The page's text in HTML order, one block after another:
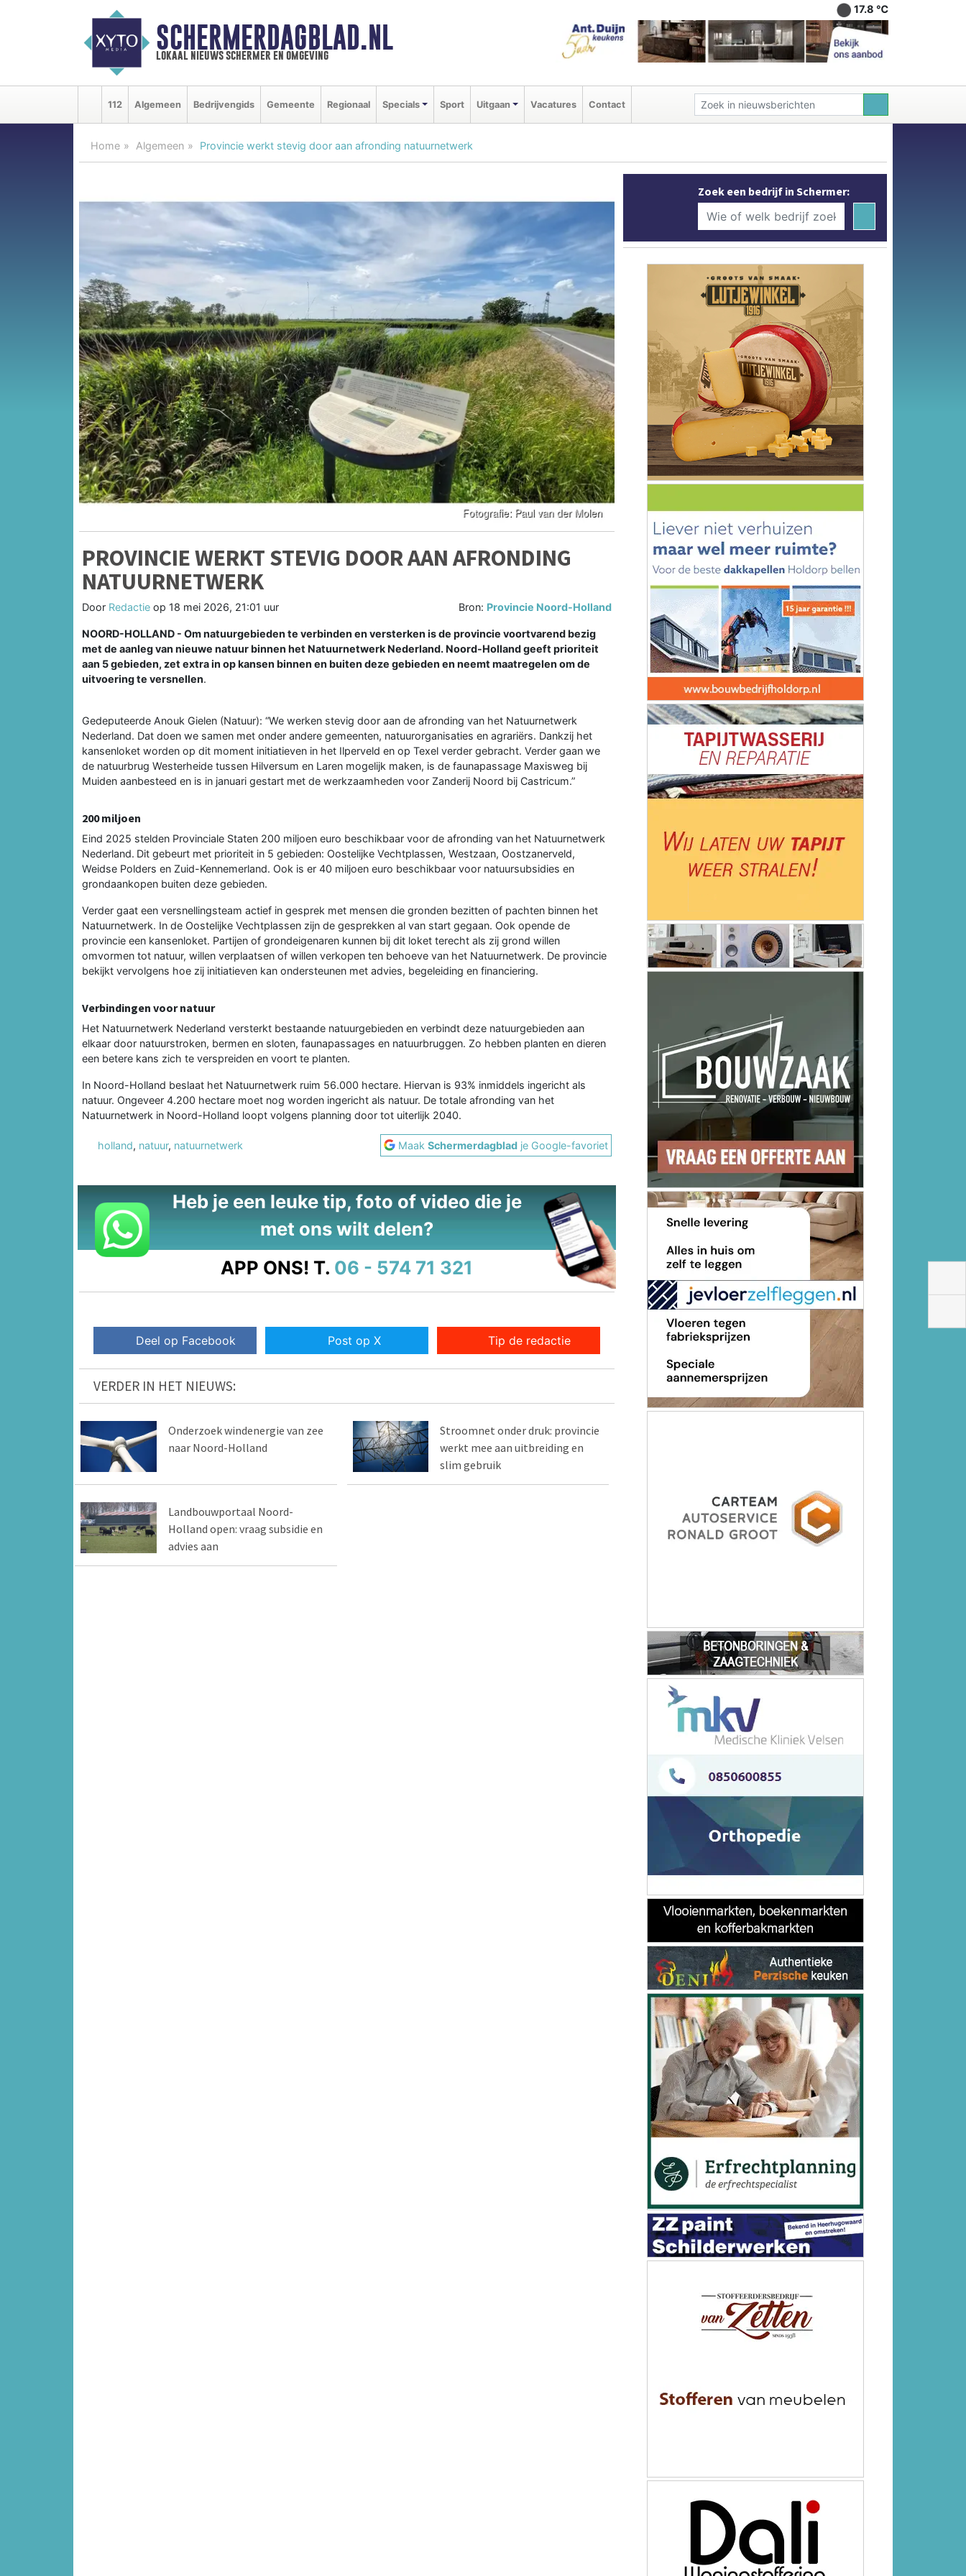
SCHERMERDAGBLAD.NL
lokaal nieuws schermer en omgeving
17.8 ℃
112 Algemeen Bedrijvengids Gemeente Regionaal Specials Sport Uitgaan Vacatures Contact
Home Algemeen Provincie werkt stevig door aan afronding natuurnetwerk
PROVINCIE WERKT STEVIG DOOR AAN AFRONDING
NATUURNETWERK
Door Redactie op 18 mei 2026, 21:01 uur Bron: Provincie Noord-Holland
NOORD-HOLLAND - Om natuurgebieden te verbinden en versterken is de provincie voortvarend bezig
met de aanleg van nieuwe natuur binnen het Natuurnetwerk Nederland. Noord-Holland geeft prioriteit
aan 5 gebieden, zet extra in op kansen binnen en buiten deze gebieden en neemt maatregelen om de
uitvoering te versnellen.
Gedeputeerde Anouk Gielen (Natuur): “We werken stevig door aan de afronding van het Natuurnetwerk
Nederland. Dat doen we samen met onder andere gemeenten, natuurorganisaties en agrariërs. Dankzij het
kansenloket worden op dit moment initiatieven in het Ilperveld en op Texel verder gebracht. Verder gaan we
de natuurbrug Westerheide tussen Hilversum en Laren mogelijk maken, is de faunapassage Maxisweg bij
Muiden aanbesteed en is in januari gestart met de werkzaamheden voor Zanderij Noord bij Castricum.”
200 miljoen
Eind 2025 stelden Provinciale Staten 200 miljoen euro beschikbaar voor de afronding van het Natuurnetwerk
Nederland. Dit gebeurt met prioriteit in 5 gebieden: Oostelijke Vechtplassen, Westzaan, Oostzanerveld,
Weidse Polders en Zuid-Kennemerland. Ook is er 40 miljoen euro beschikbaar voor natuursubsidies en
grondaankopen buiten deze gebieden.
Verder gaat een versnellingsteam actief in gesprek met mensen die gronden bezitten of pachten binnen het
Natuurnetwerk. In de Oostelijke Vechtplassen zijn de gesprekken al van start gegaan. Ook opende de
provincie een kansenloket. Partijen of grondeigenaren kunnen bij dit loket terecht als zij grond willen
omvormen tot natuur, willen verplaatsen of willen verkopen ten behoeve van het Natuurnetwerk. De provincie
bekijkt vervolgens hoe zij initiatieven kan ondersteunen met advies, begeleiding en financiering.
Verbindingen voor natuur
Het Natuurnetwerk Nederland versterkt bestaande natuurgebieden en verbindt deze natuurgebieden aan
elkaar door natuurstroken, bermen en sloten, faunapassages en natuurbruggen. Zo hebben planten en dieren
een betere kans zich te verspreiden en voort te planten.
In Noord-Holland beslaat het Natuurnetwerk ruim 56.000 hectare. Hiervan is 93% inmiddels ingericht als
natuur. Ongeveer 4.200 hectare moet nog worden ingericht als natuur. De totale afronding van het
Natuurnetwerk in Noord-Holland loopt volgens planning door tot uiterlijk 2040.
holland, natuur, natuurnetwerk MaakSchermerdagblad je Google-favoriet
Heb je een leuke tip, foto of video die je
met ons wilt delen?
APP ONS! T. 06 - 574 71 321
Deel op Facebook Post op X Tip de redactie
VERDER IN HET NIEUWS:
Onderzoek windenergie van zee
naar Noord-Holland
Stroomnet onder druk: provincie
werkt mee aan uitbreiding en
slim gebruik
Landbouwportaal Noord-
Holland open: vraag subsidie en
advies aan
Zoek een bedrijf in Schermer: